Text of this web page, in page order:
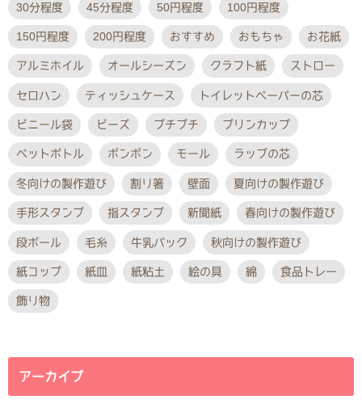
30分程度 45分程度 50円程度 100円程度
150円程度 200円程度 おすすめ おもちゃ お花紙
アルミホイル オールシーズン クラフト紙 ストロー
セロハン ティッシュケース トイレットペーパーの芯
ビニール袋 ビーズ プチプチ プリンカップ
ペットボトル ポンポン モール ラップの芯
冬向けの製作遊び 割り箸 壁面 夏向けの製作遊び
手形スタンプ 指スタンプ 新聞紙 春向けの製作遊び
段ボール 毛糸 牛乳パック 秋向けの製作遊び
紙コップ 紙皿 紙粘土 絵の具 綿 食品トレー
飾り物
アーカイブ